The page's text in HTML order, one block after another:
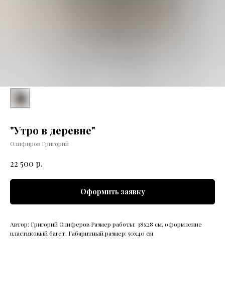
"Утро в деревне"
Олифиров Григорий
22 500 р.
Оформить заявку
Автор: Григорий Олиферов Размер работы: 38х28 см, оформление
пластиковый багет. Габаритный размер: 50х40 см